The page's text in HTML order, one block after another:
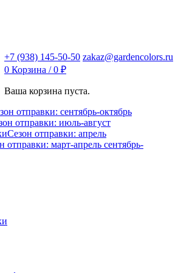
+7 (938) 145-50-50 zakaz@gardencolors.ru
0 Корзина /0 ₽
Ваша корзина пуста.
отправки: сентябрь-октябрь
отправки: июль-август
Сезон отправки: апрель
отправки: март-апрель сентябрь-